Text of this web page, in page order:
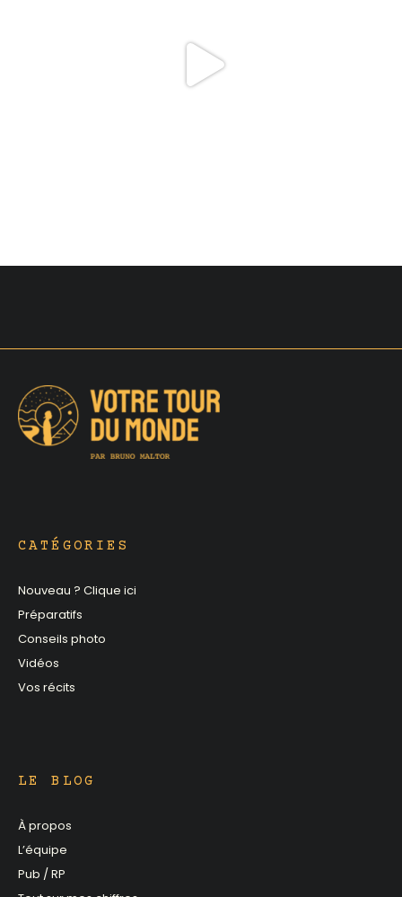
CATÉGORIES
Nouveau ? Clique ici
Préparatifs
Conseils photo
Vidéos
Vos récits
LE BLOG
À propos
L’équipe
Pub / RP